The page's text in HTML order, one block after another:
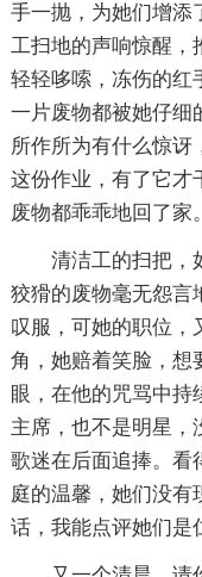
手一抛，为她们增添
工扫地的声响惊醒，
轻轻哆嗦，冻伤的红
一片废物都被她仔细
所作所为有什么惊讶
这份作业，有了它才
废物都乖乖地回了家。
清洁工的扫把，如
狡猾的废物毫无怨言
叹服，可她的职位，
角，她赔着笑脸，想
眼，在他的咒骂中持
主席，也不是明星，
歌迷在后面追捧。看
庭的温馨，她们没有
话，我能点评她们是